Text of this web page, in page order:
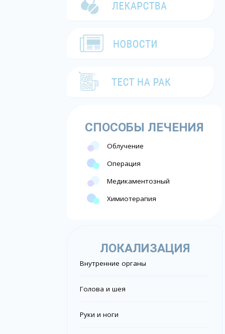
СПОСОБЫ ЛЕЧЕНИЯ
Облучение
Операция
Медикаментозный
Химиотерапия
ЛОКАЛИЗАЦИЯ
Внутренние органы
Голова и шея
Руки и ноги